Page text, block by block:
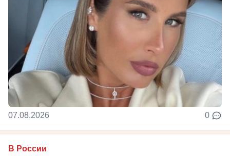
07.08.2026 0
В России